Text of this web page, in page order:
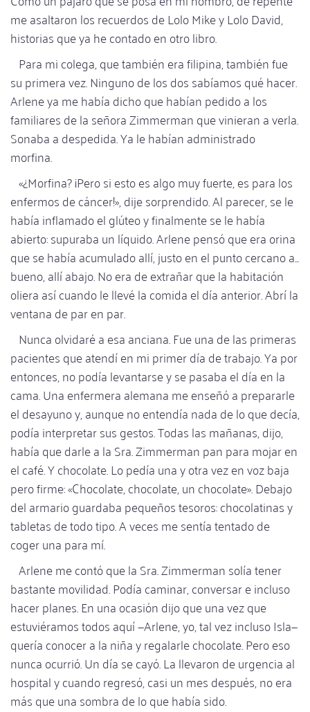
me asaltaron los recuerdos de Lolo Mike y Lolo David,
historias que ya he contado en otro libro.
Para mi colega, que también era filipina, también fue
su primera vez. Ninguno de los dos sabíamos qué hacer.
Arlene ya me había dicho que habían pedido a los
familiares de la señora Zimmerman que vinieran a verla.
Sonaba a despedida. Ya le habían administrado
morfina.
«¿Morfina? ¡Pero si esto es algo muy fuerte, es para los
enfermos de cáncer!», dije sorprendido. Al parecer, se le
había inflamado el glúteo y finalmente se le había
abierto: supuraba un líquido. Arlene pensó que era orina
que se había acumulado allí, justo en el punto cercano a...
bueno, allí abajo. No era de extrañar que la habitación
oliera así cuando le llevé la comida el día anterior. Abrí la
ventana de par en par.
Nunca olvidaré a esa anciana. Fue una de las primeras
pacientes que atendí en mi primer día de trabajo. Ya por
entonces, no podía levantarse y se pasaba el día en la
cama. Una enfermera alemana me enseñó a prepararle
el desayuno y, aunque no entendía nada de lo que decía,
podía interpretar sus gestos. Todas las mañanas, dijo,
había que darle a la Sra. Zimmerman pan para mojar en
el café. Y chocolate. Lo pedía una y otra vez en voz baja
pero firme: «Chocolate, chocolate, un chocolate». Debajo
del armario guardaba pequeños tesoros: chocolatinas y
tabletas de todo tipo. A veces me sentía tentado de
coger una para mí.
Arlene me contó que la Sra. Zimmerman solía tener
bastante movilidad. Podía caminar, conversar e incluso
hacer planes. En una ocasión dijo que una vez que
estuviéramos todos aquí —Arlene, yo, tal vez incluso Isla—
quería conocer a la niña y regalarle chocolate. Pero eso
nunca ocurrió. Un día se cayó. La llevaron de urgencia al
hospital y cuando regresó, casi un mes después, no era
más que una sombra de lo que había sido.